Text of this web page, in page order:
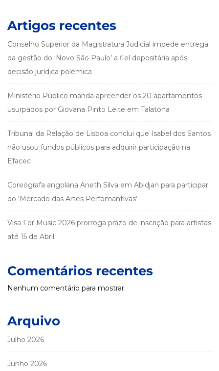
Artigos recentes
Conselho Superior da Magistratura Judicial impede entrega
da gestão do ‘Novo São Paulo’ a fiel depositária após
decisão jurídica polémica
Ministério Público manda apreender os 20 apartamentos
usurpados por Giovana Pinto Leite em Talatona
Tribunal da Relação de Lisboa conclui que Isabel dos Santos
não usou fundos públicos para adquirir participação na
Efacec
Coreógrafa angolana Aneth Silva em Abidjan para participar
do ‘Mercado das Artes Perfomantivas’
Visa For Music 2026 prorroga prazo de inscrição para artistas
até 15 de Abril
Comentários recentes
Nenhum comentário para mostrar.
Arquivo
Julho 2026
Junho 2026